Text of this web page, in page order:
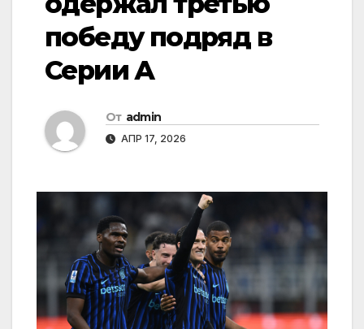
победу подряд в
Серии А
От admin
АПР 17, 2026